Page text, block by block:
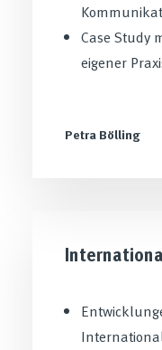
Case Study
eigener
Petra Bölling